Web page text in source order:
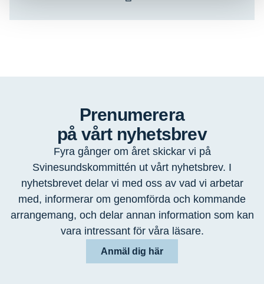
Prenumerera
på vårt nyhetsbrev
Fyra gånger om året skickar vi på
Svinesundskommittén ut vårt nyhetsbrev. I
nyhetsbrevet delar vi med oss av vad vi arbetar
med, informerar om genomförda och kommande
arrangemang, och delar annan information som kan
vara intressant för våra läsare.
Anmäl dig här